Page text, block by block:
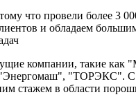
что провели более 3
и обладаем
компании, такие как
"ТОРЭКС". С
стажем в области